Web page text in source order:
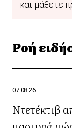
και μάθετε
Ροή
07.08.26
Ντετέκτιβ